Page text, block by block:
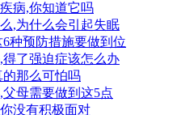
病,你知道它吗
,为什么会引起失眠
种预防措施要做到位
了强迫症该怎么办
那么可怕吗
母需要做到这5点
没有积极面对